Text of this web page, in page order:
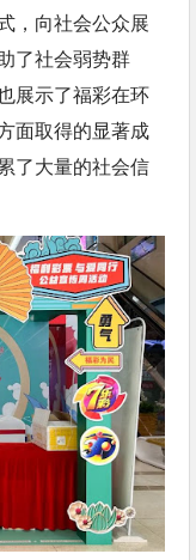
，向社会公众展
了社会弱势群
展示了福彩在环
面取得的显著成
了大量的社会信